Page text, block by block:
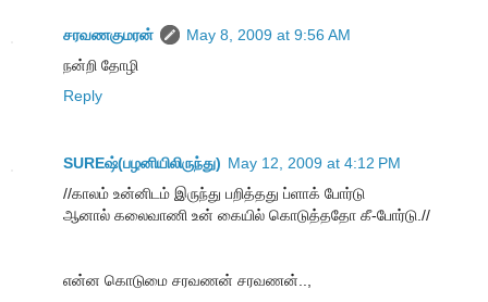
சரவணகுமரன்
May 8, 2009 at 9:56 AM
நன்றி தோழி
Reply
SUREஷ்(பழனியிலிருந்து) May 12, 2009 at 4:12 PM
//காலம் உன்னிடம் இருந்து பறித்தது ப்ளாக் போர்டு
ஆனால் கலைவாணி உன் கையில் கொடுத்ததோ கீ-போர்டு.//
என்ன கொடுமை சரவணன் சரவணன்..,